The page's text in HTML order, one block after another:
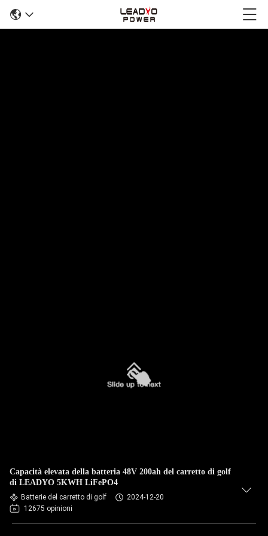
Capacità elevata della batteria 48V 200ah del carretto di golf
di LEADYO 5KWH LiFePO4
Batterie del carretto di golf
2024-12-20
12675 opinioni